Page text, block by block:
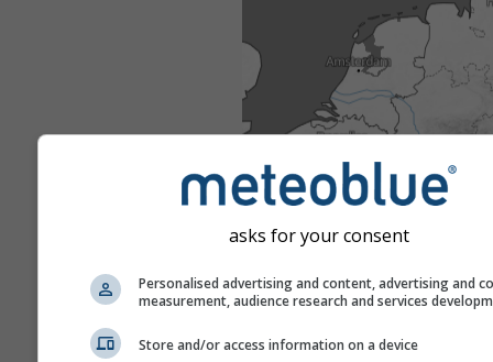
asks for your consent
Personalised advertising and content, advertising and
measurement, audience research and services
Store and/or access information on a device